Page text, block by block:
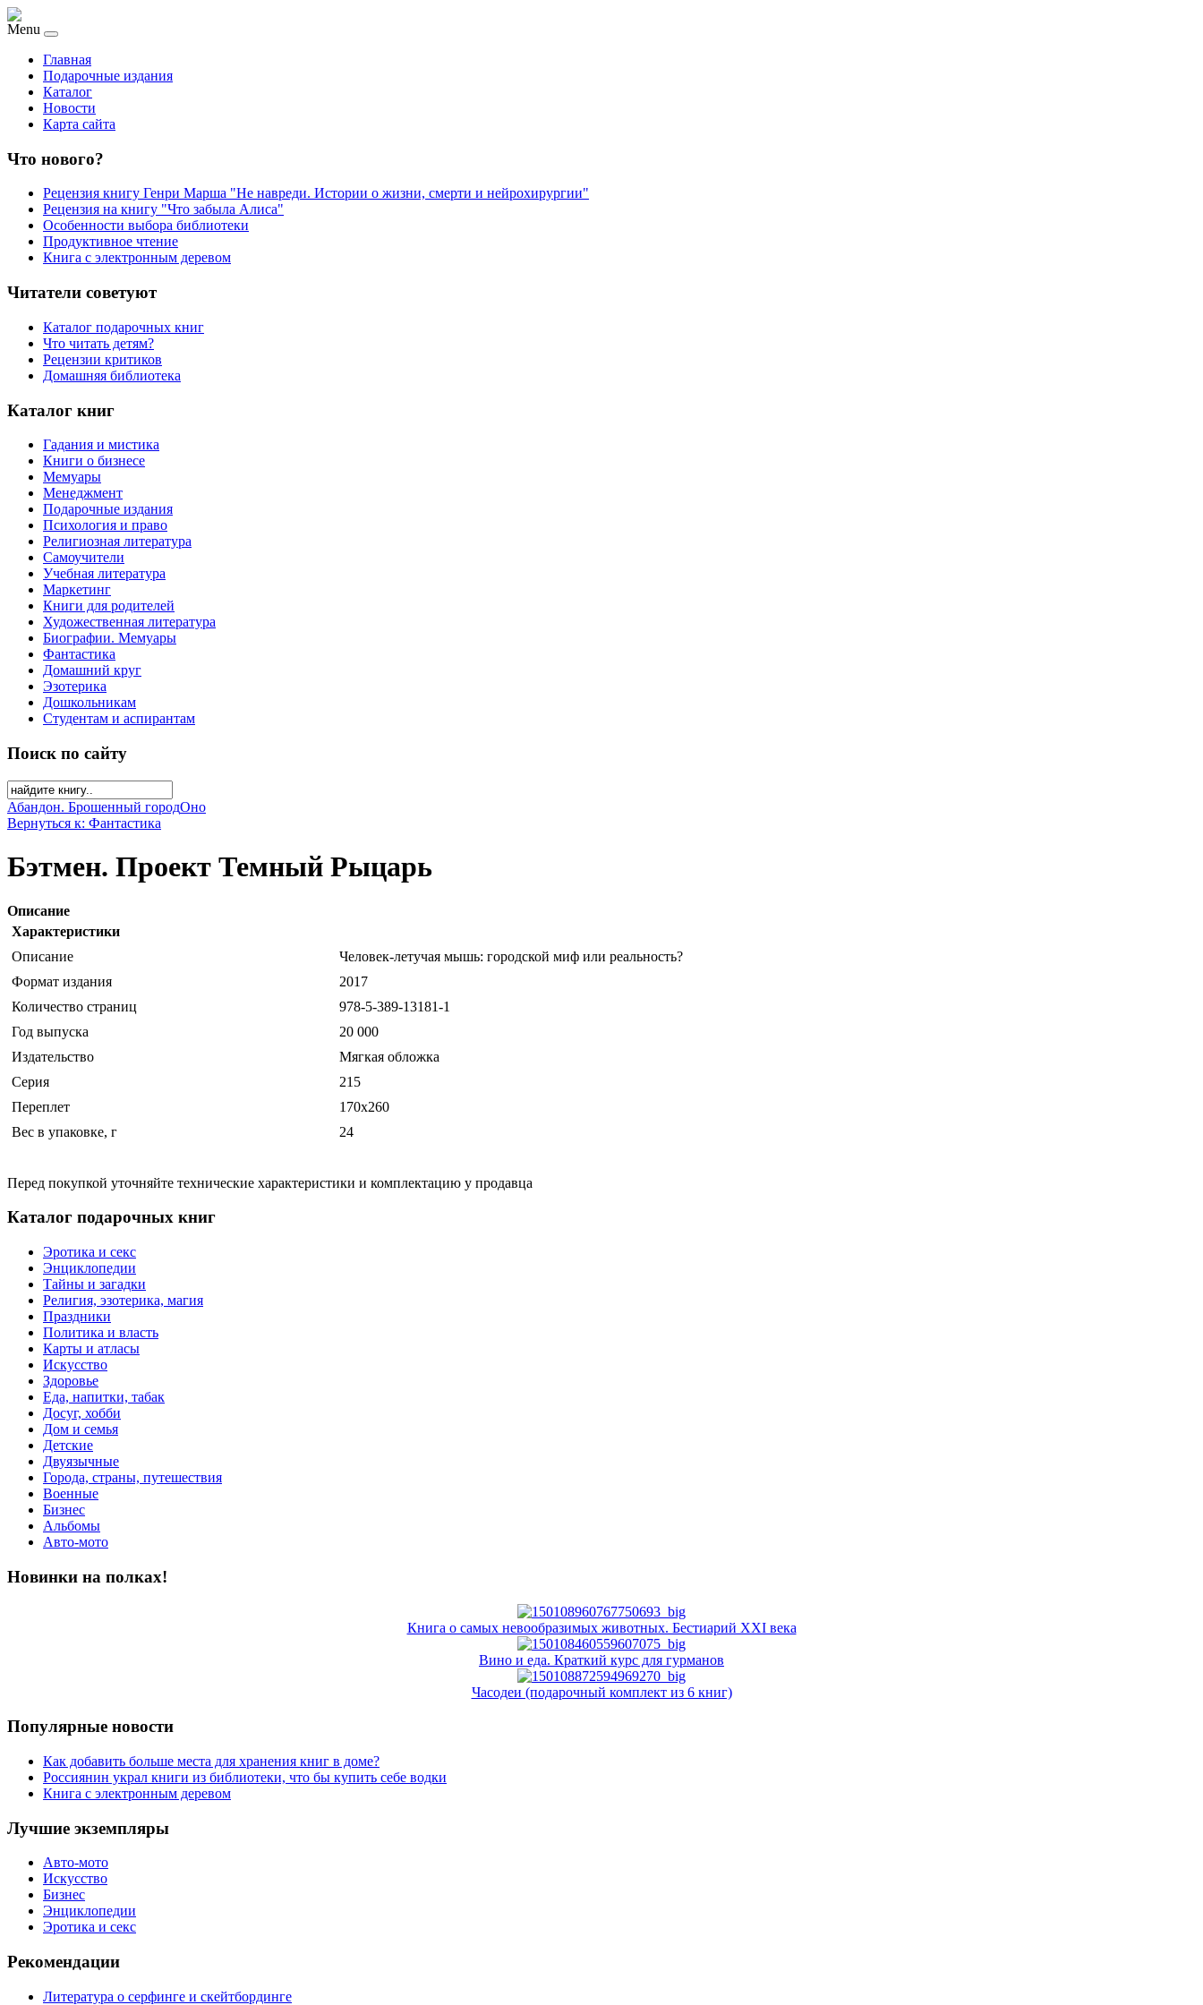
Menu
Главная
Подарочные издания
Каталог
Новости
Карта сайта
Что нового?
Рецензия книгу Генри Марша "Не навреди. Истории о жизни, смерти и нейрохирургии"
Рецензия на книгу "Что забыла Алиса"
Особенности выбора библиотеки
Продуктивное чтение
Книга с электронным деревом
Читатели советуют
Каталог подарочных книг
Что читать детям?
Рецензии критиков
Домашняя библиотека
Каталог книг
Гадания и мистика
Книги о бизнесе
Мемуары
Менеджмент
Подарочные издания
Психология и право
Религиозная литература
Самоучители
Учебная литература
Маркетинг
Книги для родителей
Художественная литература
Биографии. Мемуары
Фантастика
Домашний круг
Эзотерика
Дошкольникам
Студентам и аспирантам
Поиск по сайту
Абандон. Брошенный городОно
Вернуться к: Фантастика
Бэтмен. Проект Темный Рыцарь
Описание
Характеристики
Описание
Человек-летучая мышь: городской миф или реальность?
Формат издания
2017
Количество страниц
978-5-389-13181-1
Год выпуска
20 000
Издательство
Мягкая обложка
Серия
215
Переплет
170x260
Вес в упаковке, г
24
Перед покупкой уточняйте технические характеристики и комплектацию у продавца
Каталог подарочных книг
Эротика и секс
Энциклопедии
Тайны и загадки
Религия, эзотерика, магия
Праздники
Политика и власть
Карты и атласы
Искусство
Здоровье
Еда, напитки, табак
Досуг, хобби
Дом и семья
Детские
Двуязычные
Города, страны, путешествия
Военные
Бизнес
Альбомы
Авто-мото
Новинки на полках!
Книга о самых невообразимых животных. Бестиарий XXI века
Вино и еда. Краткий курс для гурманов
Часодеи (подарочный комплект из 6 книг)
Популярные новости
Как добавить больше места для хранения книг в доме?
Россиянин украл книги из библиотеки, что бы купить себе водки
Книга с электронным деревом
Лучшие экземпляры
Авто-мото
Искусство
Бизнес
Энциклопедии
Эротика и секс
Рекомендации
Литература о серфинге и скейтбординге